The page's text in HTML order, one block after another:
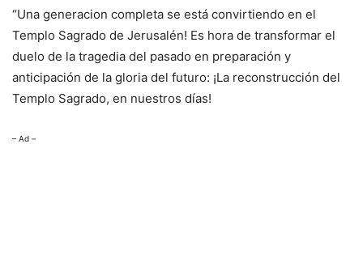
“Una generacion completa se está convirtiendo en el
Templo Sagrado de Jerusalén! Es hora de transformar el
duelo de la tragedia del pasado en preparación y
anticipación de la gloria del futuro: ¡La reconstrucción del
Templo Sagrado, en nuestros días!
– Ad –